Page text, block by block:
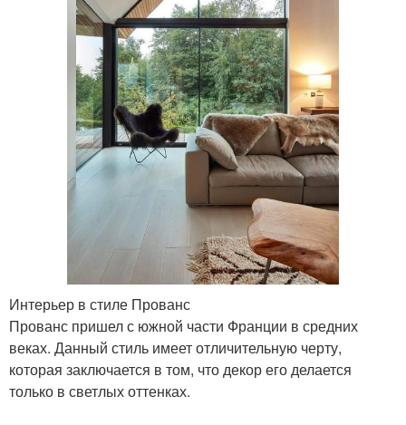
Интерьер в стиле Прованс
Прованс пришел с южной части Франции в средних
веках. Данный стиль имеет отличительную черту,
которая заключается в том, что декор его делается
только в светлых оттенках.